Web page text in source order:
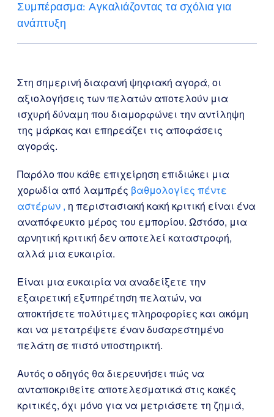
Συμπέρασμα: Αγκαλιάζοντας τα σχόλια για
ανάπτυξη
Στη σημερινή διαφανή ψηφιακή αγορά, οι
αξιολογήσεις των πελατών αποτελούν μια
ισχυρή δύναμη που διαμορφώνει την αντίληψη
της μάρκας και επηρεάζει τις αποφάσεις
αγοράς.
Παρόλο που κάθε επιχείρηση επιδιώκει μια
χορωδία από λαμπρές βαθμολογίες πέντε
αστέρων , η περιστασιακή κακή κριτική είναι ένα
αναπόφευκτο μέρος του εμπορίου. Ωστόσο, μια
αρνητική κριτική δεν αποτελεί καταστροφή,
αλλά μια ευκαιρία.
Είναι μια ευκαιρία να αναδείξετε την
εξαιρετική εξυπηρέτηση πελατών, να
αποκτήσετε πολύτιμες πληροφορίες και ακόμη
και να μετατρέψετε έναν δυσαρεστημένο
πελάτη σε πιστό υποστηρικτή.
Αυτός ο οδηγός θα διερευνήσει πώς να
ανταποκριθείτε αποτελεσματικά στις κακές
κριτικές, όχι μόνο για να μετριάσετε τη ζημιά,